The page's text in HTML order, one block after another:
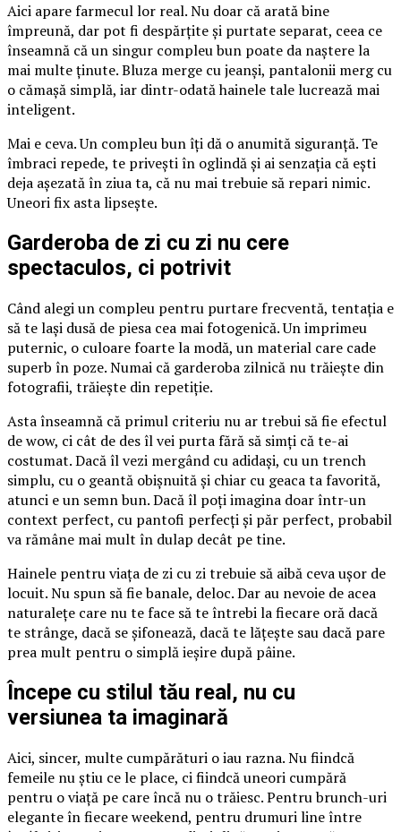
Aici apare farmecul lor real. Nu doar că arată bine
împreună, dar pot fi despărțite și purtate separat, ceea ce
înseamnă că un singur compleu bun poate da naștere la
mai multe ținute. Bluza merge cu jeanși, pantalonii merg cu
o cămașă simplă, iar dintr-odată hainele tale lucrează mai
inteligent.
Mai e ceva. Un compleu bun îți dă o anumită siguranță. Te
îmbraci repede, te privești în oglindă și ai senzația că ești
deja așezată în ziua ta, că nu mai trebuie să repari nimic.
Uneori fix asta lipsește.
Garderoba de zi cu zi nu cere
spectaculos, ci potrivit
Când alegi un compleu pentru purtare frecventă, tentația e
să te lași dusă de piesa cea mai fotogenică. Un imprimeu
puternic, o culoare foarte la modă, un material care cade
superb în poze. Numai că garderoba zilnică nu trăiește din
fotografii, trăiește din repetiție.
Asta înseamnă că primul criteriu nu ar trebui să fie efectul
de wow, ci cât de des îl vei purta fără să simți că te-ai
costumat. Dacă îl vezi mergând cu adidași, cu un trench
simplu, cu o geantă obișnuită și chiar cu geaca ta favorită,
atunci e un semn bun. Dacă îl poți imagina doar într-un
context perfect, cu pantofi perfecți și păr perfect, probabil
va rămâne mai mult în dulap decât pe tine.
Hainele pentru viața de zi cu zi trebuie să aibă ceva ușor de
locuit. Nu spun să fie banale, deloc. Dar au nevoie de acea
naturalețe care nu te face să te întrebi la fiecare oră dacă
te strânge, dacă se șifonează, dacă te lățește sau dacă pare
prea mult pentru o simplă ieșire după pâine.
Începe cu stilul tău real, nu cu
versiunea ta imaginară
Aici, sincer, multe cumpărături o iau razna. Nu fiindcă
femeile nu știu ce le place, ci fiindcă uneori cumpără
pentru o viață pe care încă nu o trăiesc. Pentru brunch-uri
elegante în fiecare weekend, pentru drumuri line între